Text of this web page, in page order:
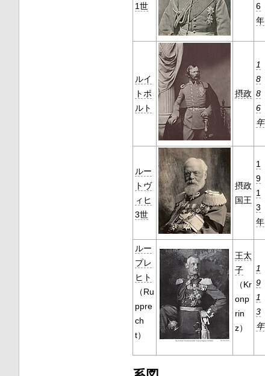
1世
6
年
ルイ
トポ
ルト
摂政
1
8
8
6
年
ルー
トヴ
ィヒ
3世
摂政
国王
1
9
1
3
年
ルー
プレ
ヒト
（Ru
ppre
ch
t）
王太
子
（Kr
onp
rin
z）
1
9
1
3
年